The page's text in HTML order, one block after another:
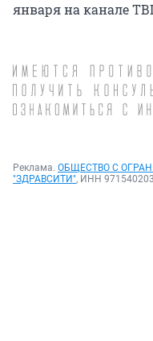
января на канале
Реклама. ОБЩЕСТВО С
"ЗДРАВСИТИ", ИНН